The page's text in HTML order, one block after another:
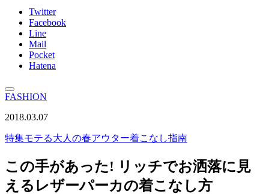
Twitter
Facebook
Line
Mail
Pocket
Hatena
FASHION
2018.03.07
特集モテる大人の春アウター着こなし指南
この手があった! リッチでお洒落に見
えるレザーパーカの着こなし方